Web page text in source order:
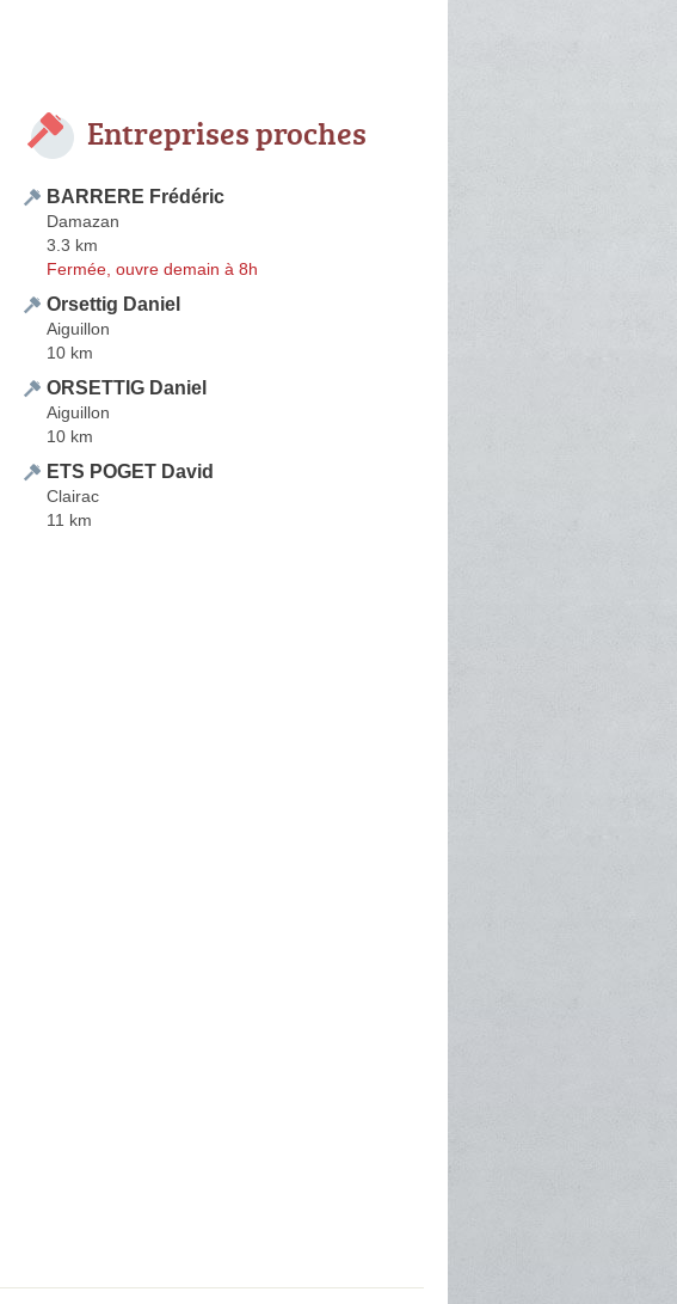
Entreprises proches
BARRERE Frédéric
Damazan
3.3 km
Fermée, ouvre demain à 8h
Orsettig Daniel
Aiguillon
10 km
ORSETTIG Daniel
Aiguillon
10 km
ETS POGET David
Clairac
11 km